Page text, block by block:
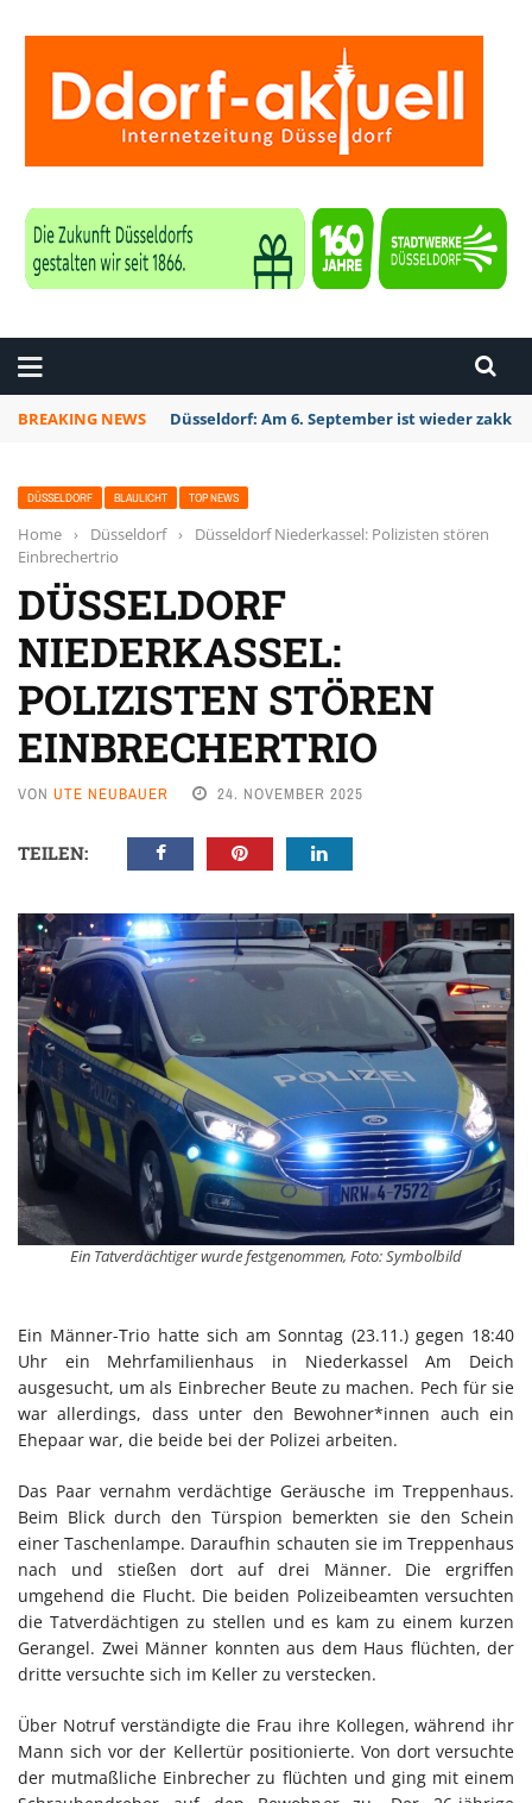
BREAKING NEWS Düsseldorf: Am 6. September ist wieder zakk
DÜSSELDORF BLAULICHT TOP NEWS
Home › Düsseldorf ›
Düsseldorf Niederkassel: Polizisten stören
Einbrechertrio
DÜSSELDORF
NIEDERKASSEL:
POLIZISTEN STÖREN
EINBRECHERTRIO
VON UTE NEUBAUER 24. NOVEMBER 2025
TEILEN:
Ein Tatverdächtiger wurde festgenommen, Foto: Symbolbild
Ein Männer-Trio hatte sich am Sonntag (23.11.) gegen 18:40
Uhr ein Mehrfamilienhaus in Niederkassel Am Deich
ausgesucht, um als Einbrecher Beute zu machen. Pech für sie
war allerdings, dass unter den Bewohner*innen auch ein
Ehepaar war, die beide bei der Polizei arbeiten.
Das Paar vernahm verdächtige Geräusche im Treppenhaus.
Beim Blick durch den Türspion bemerkten sie den Schein
einer Taschenlampe. Daraufhin schauten sie im Treppenhaus
nach und stießen dort auf drei Männer. Die ergriffen
umgehend die Flucht. Die beiden Polizeibeamten versuchten
die Tatverdächtigen zu stellen und es kam zu einem kurzen
Gerangel. Zwei Männer konnten aus dem Haus flüchten, der
dritte versuchte sich im Keller zu verstecken.
Über Notruf verständigte die Frau ihre Kollegen, während ihr
Mann sich vor der Kellertür positionierte. Von dort versuchte
der mutmaßliche Einbrecher zu flüchten und ging mit einem